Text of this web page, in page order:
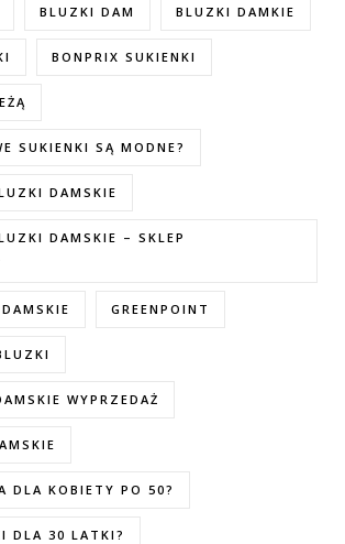
BLUZKI DAM BLUZKI DAMKIE
BONPRIX SUKIENKI
SUKIENKI SĄ MODNE?
DAMSKIE
DAMSKIE – SKLEP
GREENPOINT
WYPRZEDAŻ
DLA KOBIETY PO 50?
DLA 30 LATKI?